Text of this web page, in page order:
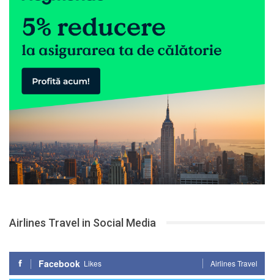
Airlines Travel in Social Media
Facebook Likes Airlines Travel